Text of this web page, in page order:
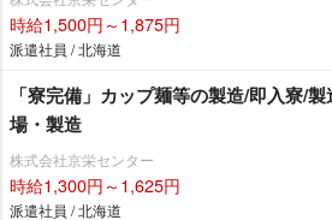
時給1,500円～1,875円
派遣社員 / 北海道
「寮完備」カップ麺等の製造/即入寮/
場・製造
株式会社京栄センター
時給1,300円～1,625円
派遣社員 / 北海道